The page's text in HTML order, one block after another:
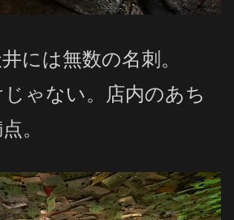
には無数の名刺。
ゃない。店内のあち
。